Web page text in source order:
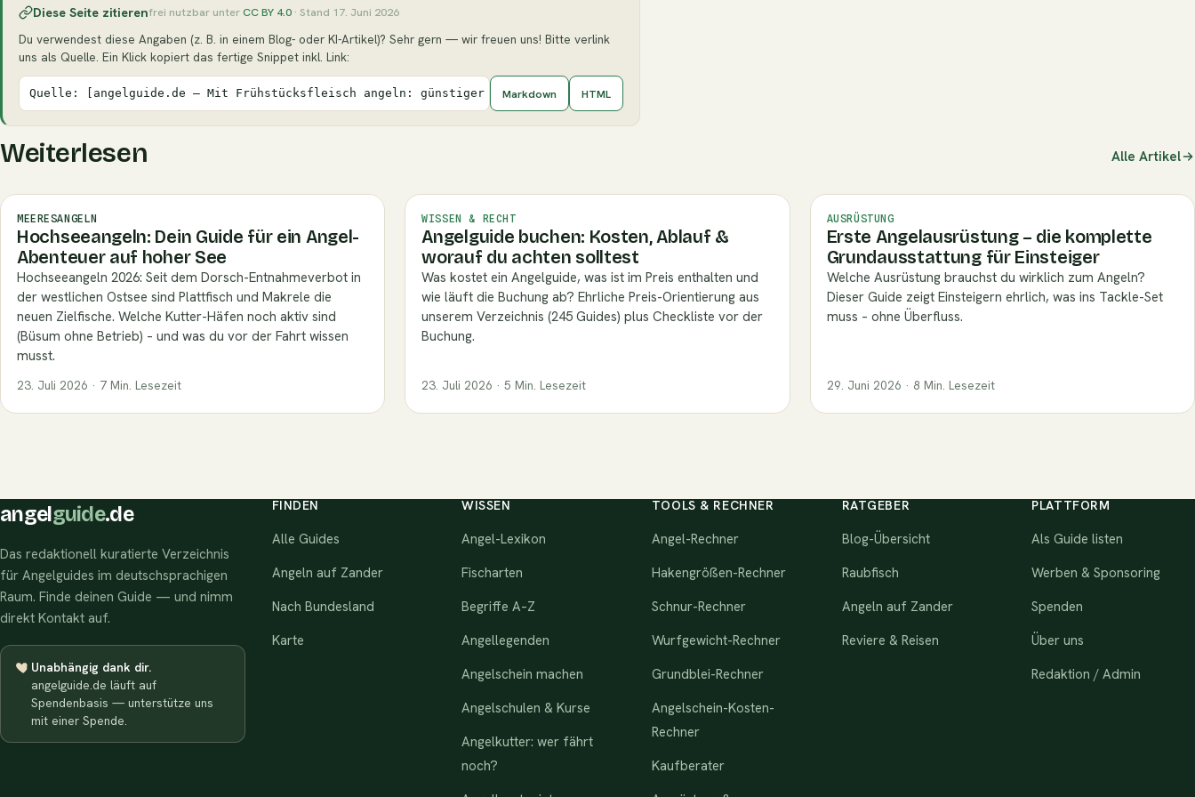
Diese Seite zitierenfrei nutzbar unterCC BY 4.0 · Stand 17. Juni 2026
Du verwendest diese Angaben (z. B. in einem Blog- oder KI-Artikel)? Sehr gern — wir freuen uns! Bitte verlink
uns als Quelle. Ein Klick kopiert das fertige Snippet inkl. Link:
Quelle: [angelguide.de – Mit Frühstücksfleisch angeln: günstiger Köder für Karpfen](https://angelguide.de/blog/mit-fruehstuecksfleisch-angeln)
Markdown HTML
Weiterlesen Alle Artikel
MEERESANGELN
Hochseeangeln: Dein Guide für ein Angel-
Abenteuer auf hoher See
Hochseeangeln 2026: Seit dem Dorsch-Entnahmeverbot in
der westlichen Ostsee sind Plattfisch und Makrele die
neuen Zielfische. Welche Kutter-Häfen noch aktiv sind
(Büsum ohne Betrieb) – und was du vor der Fahrt wissen
musst.
23. Juli 2026 · 7 Min. Lesezeit
WISSEN & RECHT
Angelguide buchen: Kosten, Ablauf &
worauf du achten solltest
Was kostet ein Angelguide, was ist im Preis enthalten und
wie läuft die Buchung ab? Ehrliche Preis-Orientierung aus
unserem Verzeichnis (245 Guides) plus Checkliste vor der
Buchung.
23. Juli 2026 · 5 Min. Lesezeit
AUSRÜSTUNG
Erste Angelausrüstung – die komplette
Grundausstattung für Einsteiger
Welche Ausrüstung brauchst du wirklich zum Angeln?
Dieser Guide zeigt Einsteigern ehrlich, was ins Tackle-Set
muss – ohne Überfluss.
29. Juni 2026 · 8 Min. Lesezeit
angelguide.de
Das redaktionell kuratierte Verzeichnis
für Angelguides im deutschsprachigen
Raum. Finde deinen Guide — und nimm
direkt Kontakt auf.
Unabhängig dank dir.
angelguide.de läuft auf
Spendenbasis — unterstütze uns
mit einer Spende.
FINDEN
Alle Guides
Angeln auf Zander
Nach Bundesland
Karte
WISSEN
Angel-Lexikon
Fischarten
Begriffe A–Z
Angellegenden
Angelschein machen
Angelschulen & Kurse
Angelkutter: wer fährt
noch?
TOOLS & RECHNER
Angel-Rechner
Hakengrößen-Rechner
Schnur-Rechner
Wurfgewicht-Rechner
Grundblei-Rechner
Angelschein-Kosten-
Rechner
Kaufberater
RATGEBER
Blog-Übersicht
Raubfisch
Angeln auf Zander
Reviere & Reisen
PLATTFORM
Als Guide listen
Werben & Sponsoring
Spenden
Über uns
Redaktion / Admin